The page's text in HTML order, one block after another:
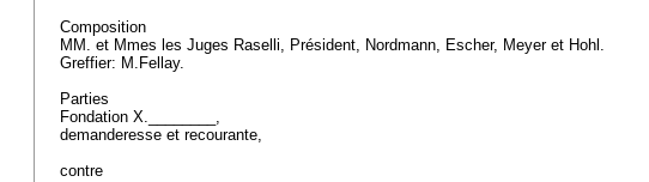
Composition
MM. et Mmes les Juges Raselli, Président, Nordmann, Escher, Meyer et Hohl.
Greffier: M.Fellay.
Parties
Fondation X.________,
demanderesse et recourante,
contre